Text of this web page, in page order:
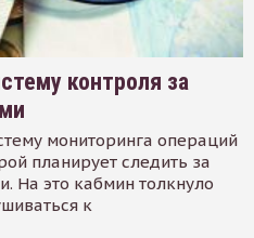
контроля за
мониторинга операций
планирует следить за
На это кабмин толкнуло
к